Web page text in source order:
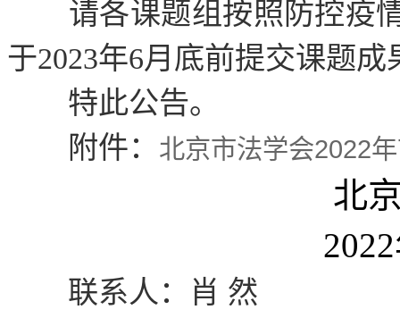
请各课题组按照防控疫情
于2023年6月底前提交课题成
特此公告。
附件： 北京市法学会2022
北
联系人：肖 然